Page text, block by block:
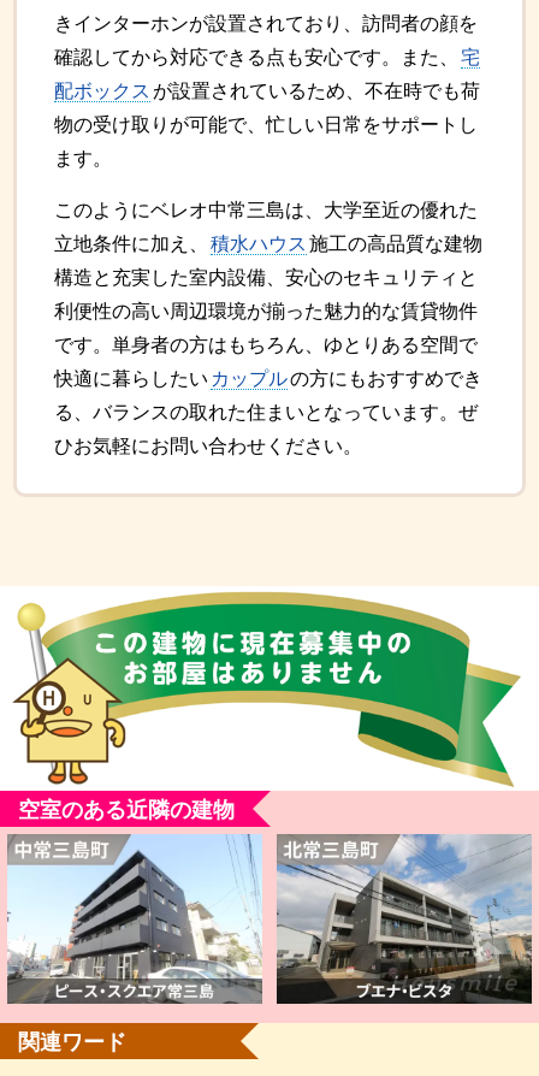
きインターホンが設置されており、訪問者の顔を
確認してから対応できる点も安心です。また、
宅
配ボックス が設置されているため、不在時でも荷
物の受け取りが可能で、忙しい日常をサポートし
ます。
このようにベレオ中常三島は、大学至近の優れた
立地条件に加え、
積水ハウス 施工の高品質な建物
構造と充実した室内設備、安心のセキュリティと
利便性の高い周辺環境が揃った魅力的な賃貸物件
です。単身者の方はもちろん、ゆとりある空間で
快適に暮らしたい カップルの方にもおすすめでき
る、バランスの取れた住まいとなっています。ぜ
ひお気軽にお問い合わせください。
空室のある近隣の建物
関連ワード